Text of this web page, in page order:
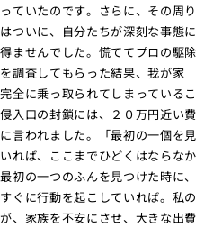
ていたのです。さらに、その周り
ついに、自分たちが深刻な事態に
ませんでした。慌ててプロの駆除
調査してもらった結果、我が家
全に乗っ取られてしまっているこ
入口の封鎖には、２０万円近い費
言われました。「最初の一個を見
れば、ここまでひどくはならなか
初の一つのふんを見つけた時に、
ぐに行動を起こしていれば。私の
、家族を不安にさせ、大きな出費